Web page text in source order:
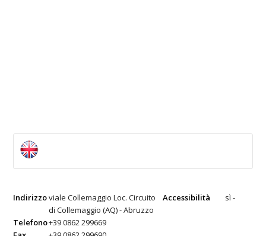
Indirizzoviale Collemaggio Loc. Circuito
di Collemaggio (AQ) - Abruzzo
Accessibilità sì -
Telefono+39 0862 299669